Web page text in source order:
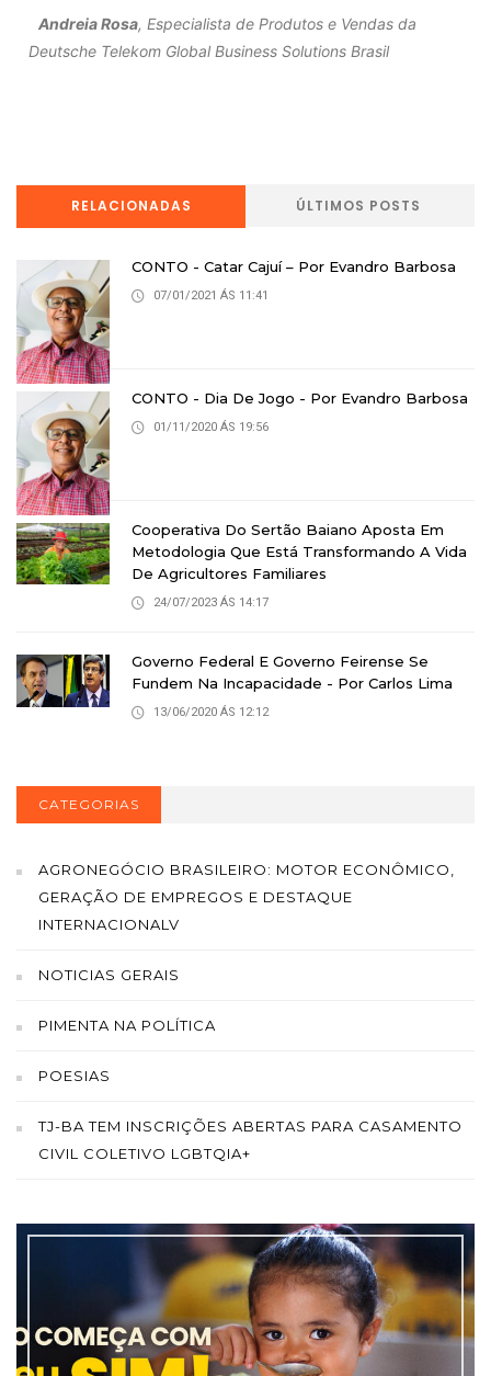
Andreia Rosa, Especialista de Produtos e Vendas da
Deutsche Telekom Global Business Solutions Brasil
RELACIONADAS ÚLTIMOS POSTS
CONTO - Catar Cajuí – Por Evandro Barbosa
07/01/2021 ÁS 11:41
CONTO - Dia De Jogo - Por Evandro Barbosa
01/11/2020 ÁS 19:56
Cooperativa Do Sertão Baiano Aposta Em
Metodologia Que Está Transformando A Vida
De Agricultores Familiares
24/07/2023 ÁS 14:17
Governo Federal E Governo Feirense Se
Fundem Na Incapacidade - Por Carlos Lima
13/06/2020 ÁS 12:12
CATEGORIAS
AGRONEGÓCIO BRASILEIRO: MOTOR ECONÔMICO,
GERAÇÃO DE EMPREGOS E DESTAQUE
INTERNACIONALV
NOTICIAS GERAIS
PIMENTA NA POLÍTICA
POESIAS
TJ-BA TEM INSCRIÇÕES ABERTAS PARA CASAMENTO
CIVIL COLETIVO LGBTQIA+